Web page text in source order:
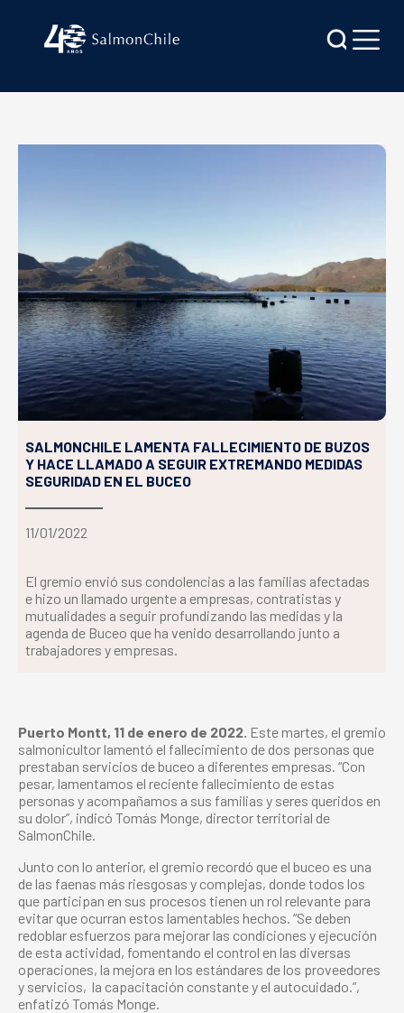
SALMONCHILE LAMENTA FALLECIMIENTO DE BUZOS
Y HACE LLAMADO A SEGUIR EXTREMANDO MEDIDAS
SEGURIDAD EN EL BUCEO
11/01/2022
El gremio envió sus condolencias a las familias afectadas
e hizo un llamado urgente a empresas, contratistas y
mutualidades a seguir profundizando las medidas y la
agenda de Buceo que ha venido desarrollando junto a
trabajadores y empresas.
Puerto Montt, 11 de enero de 2022. Este martes, el gremio
salmonicultor lamentó el fallecimiento de dos personas que
prestaban servicios de buceo a diferentes empresas. “Con
pesar, lamentamos el reciente fallecimiento de estas
personas y acompañamos a sus familias y seres queridos en
su dolor”, indicó Tomás Monge, director territorial de
SalmonChile.
Junto con lo anterior, el gremio recordó que el buceo es una
de las faenas más riesgosas y complejas, donde todos los
que participan en sus procesos tienen un rol relevante para
evitar que ocurran estos lamentables hechos. “Se deben
redoblar esfuerzos para mejorar las condiciones y ejecución
de esta actividad, fomentando el control en las diversas
operaciones, la mejora en los estándares de los proveedores
y servicios, la capacitación constante y el autocuidado.”,
enfatizó Tomás Monge.